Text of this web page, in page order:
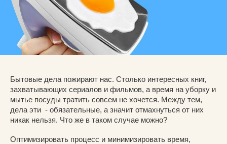
Бытовые дела пожирают нас. Столько интересных книг,
захватывающих сериалов и фильмов, а время на уборку и
мытье посуды тратить совсем не хочется. Между тем,
дела эти - обязательные, а значит отмахнуться от них
никак нельзя. Что же в таком случае можно?
Оптимизировать процесс и минимизировать время,